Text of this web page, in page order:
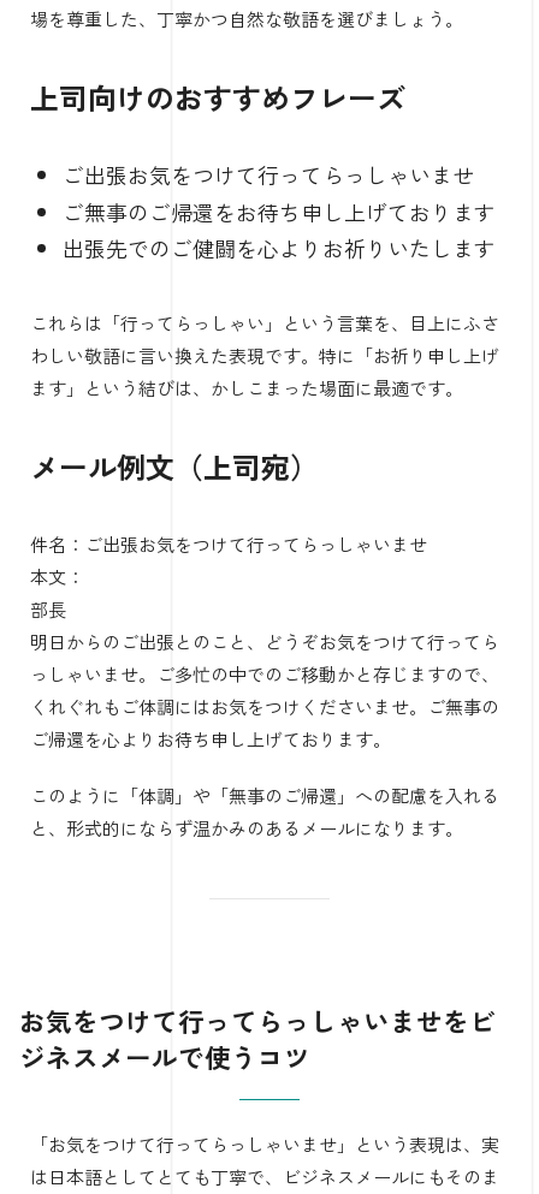
場を尊重した、丁寧かつ自然な敬語を選びましょう。
上司向けのおすすめフレーズ
ご出張お気をつけて行ってらっしゃいませ
ご無事のご帰還をお待ち申し上げております
出張先でのご健闘を心よりお祈りいたします
これらは「行ってらっしゃい」という言葉を、目上にふさ
わしい敬語に言い換えた表現です。特に「お祈り申し上げ
ます」という結びは、かしこまった場面に最適です。
メール例文（上司宛）
件名：ご出張お気をつけて行ってらっしゃいませ
本文：
部長
明日からのご出張とのこと、どうぞお気をつけて行ってら
っしゃいませ。ご多忙の中でのご移動かと存じますので、
くれぐれもご体調にはお気をつけくださいませ。ご無事の
ご帰還を心よりお待ち申し上げております。
このように「体調」や「無事のご帰還」への配慮を入れる
と、形式的にならず温かみのあるメールになります。
お気をつけて行ってらっしゃいませをビ
ジネスメールで使うコツ
「お気をつけて行ってらっしゃいませ」という表現は、実
は日本語としてとても丁寧で、ビジネスメールにもそのま